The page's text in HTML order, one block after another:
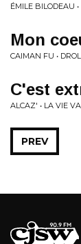
ÉMILE BILODEAU
Mon
CAIMAN FU •
C'est
ALCAZ' • LA VIE VA
PREV